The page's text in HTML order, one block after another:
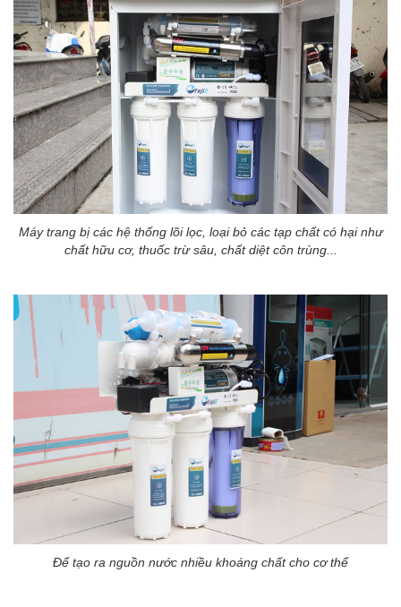
Máy trang bị các hệ thống lõi lọc, loại bỏ các tạp chất có hại như
chất hữu cơ, thuốc trừ sâu, chất diệt côn trùng...
Để tạo ra nguồn nước nhiều khoáng chất cho cơ thể